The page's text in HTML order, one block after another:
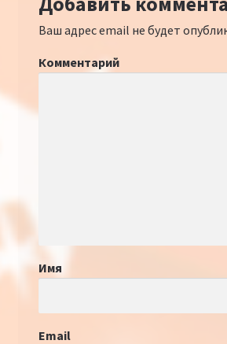
Ваш адрес email не будет
Комментарий
Имя
Email